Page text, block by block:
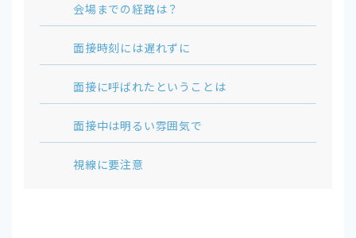
会場までの経路は？
面接時刻には遅れずに
面接に呼ばれたということは
面接中は明るい雰囲気で
視線に要注意